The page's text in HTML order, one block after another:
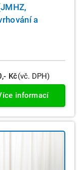
a
Kč(vč. DPH)
informací